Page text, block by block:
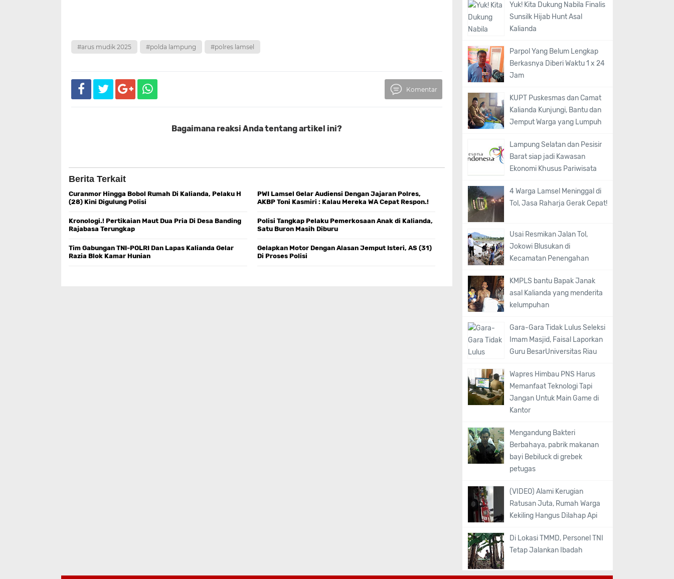
#arus mudik 2025 #polda lampung #polres lamsel
Komentar
Bagaimana reaksi Anda tentang artikel ini?
Berita Terkait
Curanmor Hingga Bobol Rumah Di Kalianda, Pelaku H
(28) Kini Digulung Polisi
PWI Lamsel Gelar Audiensi Dengan Jajaran Polres,
AKBP Toni Kasmiri : Kalau Mereka WA Cepat Respon.!
Kronologi.! Pertikaian Maut Dua Pria Di Desa Banding
Rajabasa Terungkap
Polisi Tangkap Pelaku Pemerkosaan Anak di Kalianda,
Satu Buron Masih Diburu
Tim Gabungan TNI-POLRI Dan Lapas Kalianda Gelar
Razia Blok Kamar Hunian ‎
Gelapkan Motor Dengan Alasan Jemput Isteri, AS (31)
Di Proses Polisi ‎
Yuk! Kita Dukung Nabila Finalis
Sunsilk Hijab Hunt Asal
Kalianda
Parpol Yang Belum Lengkap
Berkasnya Diberi Waktu 1 x 24
Jam
KUPT Puskesmas dan Camat
Kalianda Kunjungi, Bantu dan
Jemput Warga yang Lumpuh
Lampung Selatan dan Pesisir
Barat siap jadi Kawasan
Ekonomi Khusus Pariwisata
4 Warga Lamsel Meninggal di
Tol, Jasa Raharja Gerak Cepat!
Usai Resmikan Jalan Tol,
Jokowi Blusukan di
Kecamatan Penengahan
KMPLS bantu Bapak Janak
asal Kalianda yang menderita
kelumpuhan
Gara-Gara Tidak Lulus Seleksi
Imam Masjid, Faisal Laporkan
Guru BesarUniversitas Riau
Wapres Himbau PNS Harus
Memanfaat Teknologi Tapi
Jangan Untuk Main Game di
Kantor
Mengandung Bakteri
Berbahaya, pabrik makanan
bayi Bebiluck di grebek
petugas
(VIDEO) Alami Kerugian
Ratusan Juta, Rumah Warga
Kekiling Hangus Dilahap Api
Di Lokasi TMMD, Personel TNI
Tetap Jalankan Ibadah